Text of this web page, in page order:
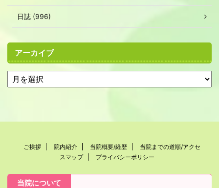
日誌 (996)
アーカイブ
ご挨拶 院内紹介 当院概要/経歴
当院までの道順/アクセ
スマップ
プライバシーポリシー
当院について